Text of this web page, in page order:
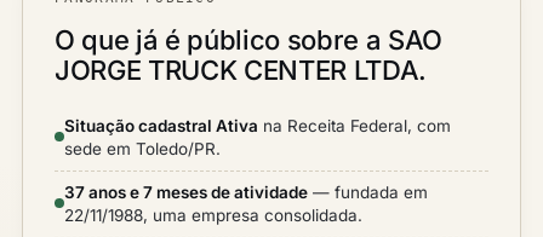
O que já é público sobre a SAO
JORGE TRUCK CENTER LTDA.
Situação cadastral Ativa na Receita Federal, com
sede em Toledo/PR.
37 anos e 7 meses de atividade — fundada em
22/11/1988, uma empresa consolidada.